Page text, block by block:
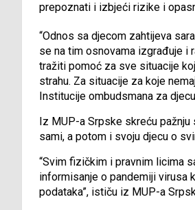
prepoznati i izbjeći rizike i
“Odnos sa djecom zahtijeva
se na tim osnovama izgrađuje i
tražiti pomoć za sve situacije
strahu. Za situacije za koje
Institucije ombudsmana za
Iz MUP-a Srpske skreću
sami, a potom i svoju djecu o
“Svim fizičkim i pravnim licima
informisanje o pandemiji virusa
podataka”, ističu iz MUP-a